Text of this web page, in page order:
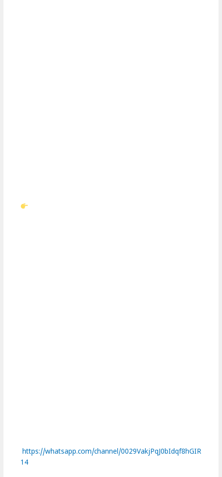
https://whatsapp.com/channel/0029VakjPqJ0bIdqf8hGIR
14